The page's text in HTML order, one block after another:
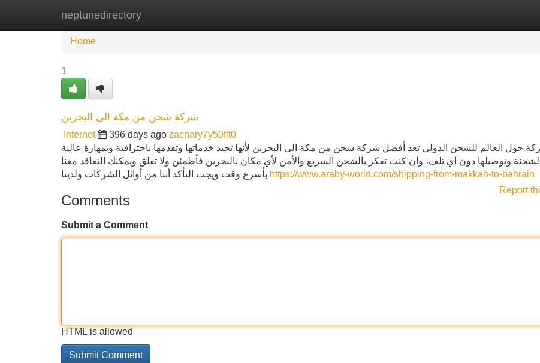
neptunedirectory
Home New Site Listings
Home
1
شركة شحن من مكة الى البحرين
Internet 396 days ago zachary7y50flt0
حول العالم للشحن الدولي تعد أفضل شركة شحن من مكة الى البحرين لأنها تجيد خدماتها وتقدمها باحترافية وبمهارة عالية
وتوصيلها دون أي تلف، وأن كنت تفكر بالشحن السريع والأمن لأي مكان بالبحرين فأطمئن ولا تقلق ويمكنك التعاقد معنا
https://www.araby-world.com/shipping-from-makkah-to-bahrain
Report
Comments
Submit a Comment
HTML is allowed